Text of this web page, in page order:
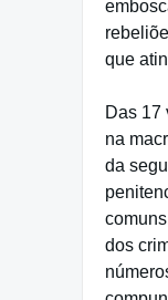
que
Das 17
na
da
dos